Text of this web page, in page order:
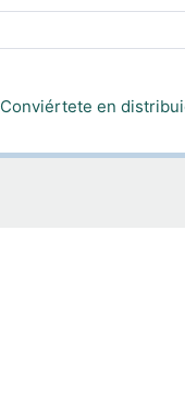
Conviértete en